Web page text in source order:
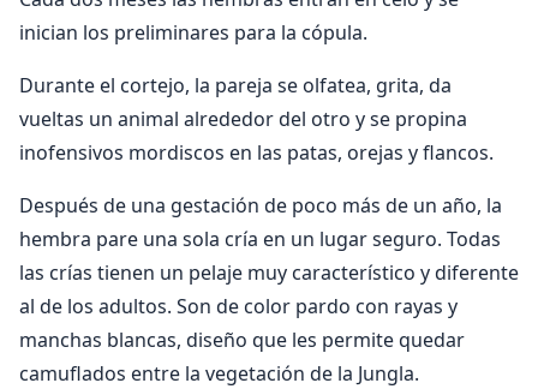
inician los preliminares para la cópula.
Durante el cortejo, la pareja se olfatea, grita, da
vueltas un animal alrededor del otro y se propina
inofensivos mordiscos en las patas, orejas y flancos.
Después de una gestación de poco más de un año, la
hembra pare una sola cría en un lugar seguro. Todas
las crías tienen un pelaje muy característico y diferente
al de los adultos. Son de color pardo con rayas y
manchas blancas, diseño que les permite quedar
camuflados entre la vegetación de la Jungla.